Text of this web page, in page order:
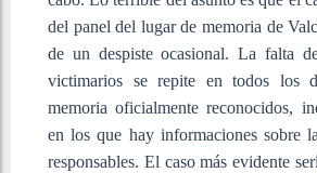
del panel del lugar de memoria de
de un despiste ocasional. La falta
victimarios se repite en todos los
memoria oficialmente reconocidos,
en los que hay informaciones sobre
responsables. El caso más evidente